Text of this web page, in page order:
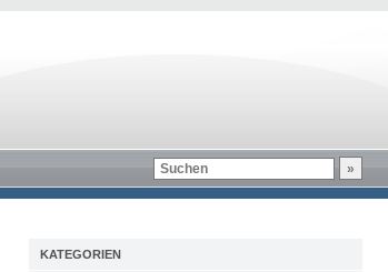
KATEGORIEN